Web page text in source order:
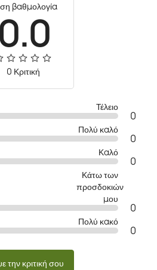
βαθμολογία
0.0
0 Κριτική
Τέλειο
0
Πολύ καλό
0
Καλό
0
Κάτω των
προσδοκιών
μου
0
Πολύ κακό
0
την κριτική σου